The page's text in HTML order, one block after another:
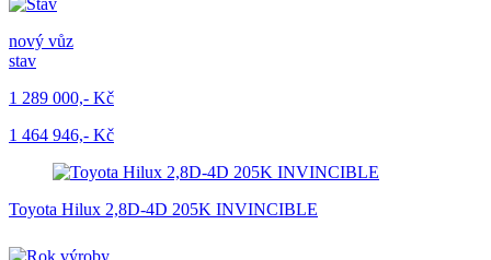
nový vůz
stav
1 289 000,- Kč
1 464 946,- Kč
Toyota Hilux 2,8D-4D 205K INVINCIBLE